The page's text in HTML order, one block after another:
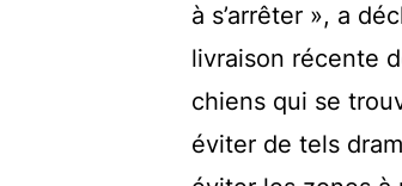
à s’arrêter », a
livraison récente
chiens qui se
éviter de tels